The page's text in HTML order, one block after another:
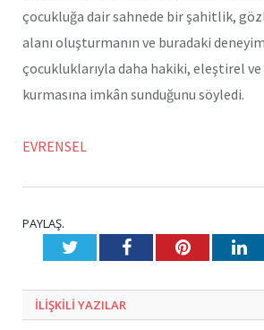
çocukluğa dair sahnede bir şahitlik,
alanı oluşturmanın ve buradaki
çocukluklarıyla daha hakiki, eleştirel ve
kurmasına imkân sunduğunu söyledi.
EVRENSEL
PAYLAŞ.
TwitterFacebookPinterest
ILIŞKILI YAZILAR